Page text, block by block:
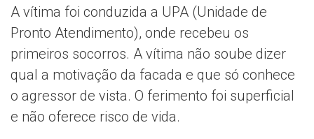
A vítima foi conduzida a UPA (Unidade de
Pronto Atendimento), onde recebeu os
primeiros socorros. A vítima não soube dizer
qual a motivação da facada e que só conhece
o agressor de vista. O ferimento foi superficial
e não oferece risco de vida.